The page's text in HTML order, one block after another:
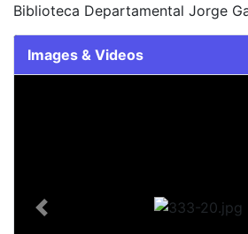
Biblioteca Departamental Jorge
Images & Videos
Previous